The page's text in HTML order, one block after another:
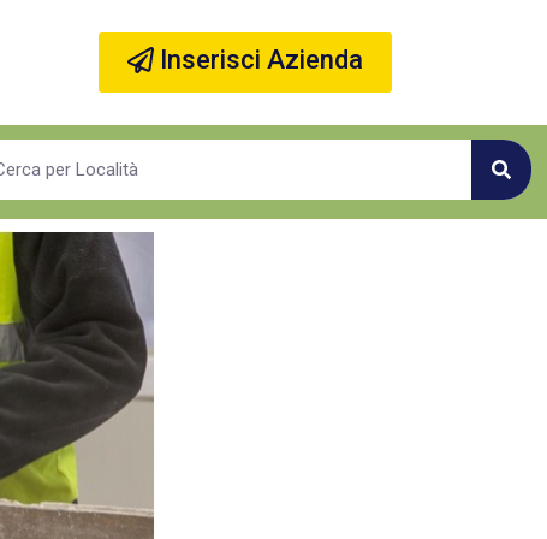
Inserisci Azienda